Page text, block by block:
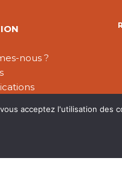
nous ?
Tous droits réservés.
acceptez l'utilisation des